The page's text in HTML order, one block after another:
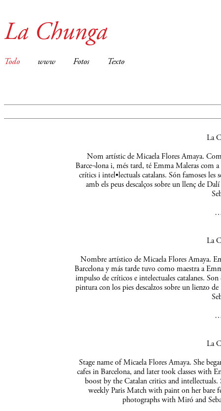
La Chunga
Todo www Fotos Texto
La
Nom artístic de Micaela Flores Amaya.
Barce¬lona i, més tard, té Emma Maleras com
crítics i intel•lectuals catalans. Són famoses
amb els peus descalços sobre un llenç de
La
Nombre artístico de Micaela Flores Amaya.
Barcelona y más tarde tuvo como maestra a
impulso de críticos e intelectuales catalanes.
pintura con los pies descalzos sobre un lienzo
La
Stage name of Micaela Flores Amaya. She
cafes in Barcelona, and later took classes with
boost by the Catalan critics and
weekly Paris Match with paint on her bare
photographs with Miró and